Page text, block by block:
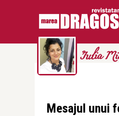
Iulia
Mesajul unui